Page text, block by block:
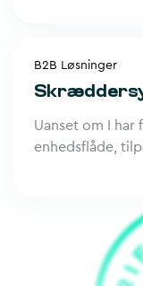
B2B Løsninger
Uanset om I har
enhedsflåde,